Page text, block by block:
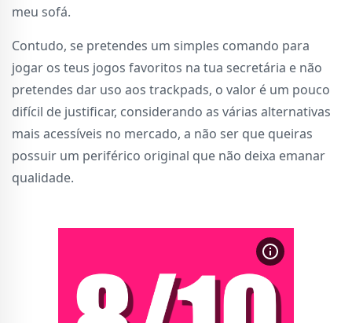
meu sofá.
Contudo, se pretendes um simples comando para
jogar os teus jogos favoritos na tua secretária e não
pretendes dar uso aos trackpads, o valor é um pouco
difícil de justificar, considerando as várias alternativas
mais acessíveis no mercado, a não ser que queiras
possuir um periférico original que não deixa emanar
qualidade.